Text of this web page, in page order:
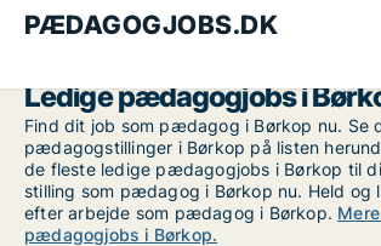
PÆDAGOGJOBS.DK
Ledige pædagogjobs i
Find dit job som pædagog i Børkop nu. Se
pædagogstillinger i Børkop på listen
de fleste ledige pædagogjobs i Børkop til
stilling som pædagog i Børkop nu. Held og
efter arbejde som pædagog i Børkop.
pædagogjobs i Børkop.